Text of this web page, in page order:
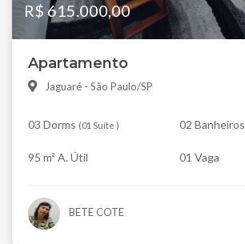
R$ 615.000,00
Apartamento
Jaguaré - São Paulo/SP
03 Dorms (01 Suíte ) 02 Banheiros
95 m² A. Útil 01 Vaga
BETE COTE